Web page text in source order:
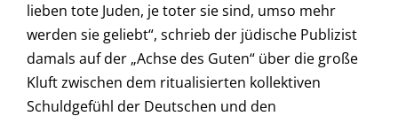
lieben tote Juden, je toter sie sind, umso mehr
werden sie geliebt“, schrieb der jüdische Publizist
damals auf der „Achse des Guten“ über die große
Kluft zwischen dem ritualisierten kollektiven
Schuldgefühl der Deutschen und den